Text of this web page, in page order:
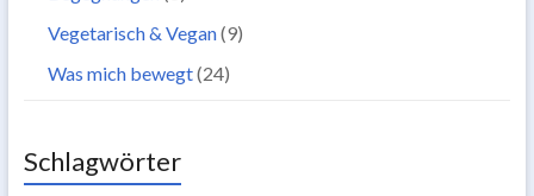
Vegetarisch & Vegan(9)
Was mich bewegt(24)
Schlagwörter